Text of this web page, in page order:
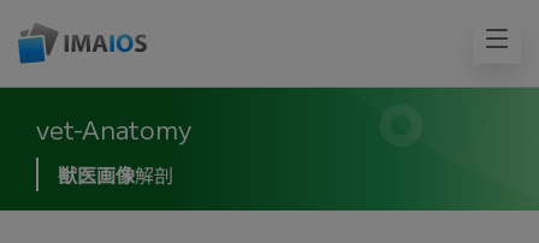
vet-Anatomy
獣医画像解剖